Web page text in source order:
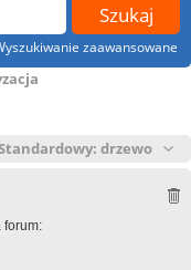
zaawansowane
forum: